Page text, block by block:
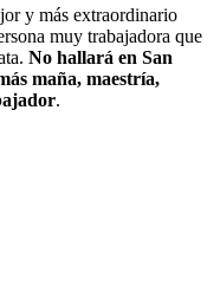
y más extraordinario
muy trabajadora que
No hallará en San
maña, maestría,
.